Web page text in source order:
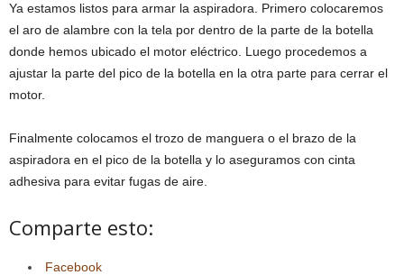
Ya estamos listos para armar la aspiradora. Primero colocaremos
el aro de alambre con la tela por dentro de la parte de la botella
donde hemos ubicado el motor eléctrico. Luego procedemos a
ajustar la parte del pico de la botella en la otra parte para cerrar el
motor.
Finalmente colocamos el trozo de manguera o el brazo de la
aspiradora en el pico de la botella y lo aseguramos con cinta
adhesiva para evitar fugas de aire.
Comparte esto:
Facebook